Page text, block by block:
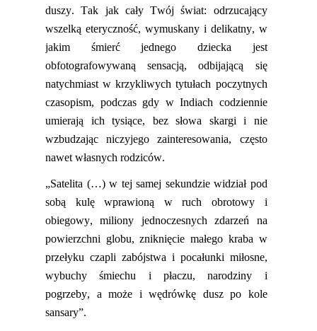
duszy. Tak jak cały Twój świat: odrzucający
wszelką eteryczność, wymuskany i delikatny, w
jakim śmierć jednego dziecka jest
obfotografowywaną sensacją, odbijającą się
natychmiast w krzykliwych tytułach poczytnych
czasopism, podczas gdy w Indiach codziennie
umierają ich tysiące, bez słowa skargi i nie
wzbudzając niczyjego zainteresowania, często
nawet własnych rodziców.
„Satelita (…) w tej samej sekundzie widział pod
sobą kulę wprawioną w ruch obrotowy i
obiegowy, miliony jednoczesnych zdarzeń na
powierzchni globu, zniknięcie małego kraba w
przełyku czapli zabójstwa i pocałunki miłosne,
wybuchy śmiechu i płaczu, narodziny i
pogrzeby, a może i wędrówkę dusz po kole
sansary”.